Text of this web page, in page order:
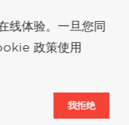
线体验。一旦您同
政策使用
我拒绝